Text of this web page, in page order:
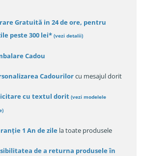
Gratuită in 24 de ore, pentru
peste 300 lei* (vezi detalii)
Cadou
Cadourilorcu mesajul dorit
cu textul dorit (vezi modelele
)
1 An de zile la toate produsele
de a returna produsele în